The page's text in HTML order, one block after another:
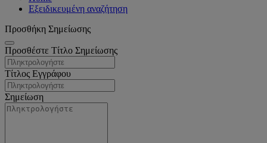
Εξειδικευμένη αναζήτηση
Προσθήκη Σημείωσης
Προσθέστε Τίτλο Σημείωσης
Τίτλος Εγγράφου
Σημείωση